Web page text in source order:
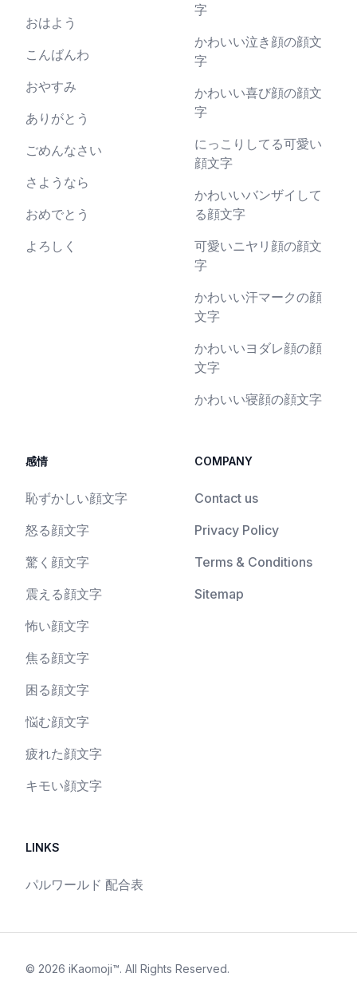
おはよう
こんばんわ
おやすみ
ありがとう
ごめんなさい
さようなら
おめでとう
よろしく
字
かわいい泣き顔の顔文
字
かわいい喜び顔の顔文
字
にっこりしてる可愛い
顔文字
かわいいバンザイして
る顔文字
可愛いニヤリ顔の顔文
字
かわいい汗マークの顔
文字
かわいいヨダレ顔の顔
文字
かわいい寝顔の顔文字
感情
恥ずかしい顔文字
怒る顔文字
驚く顔文字
震える顔文字
怖い顔文字
焦る顔文字
困る顔文字
悩む顔文字
疲れた顔文字
キモい顔文字
COMPANY
Contact us
Privacy Policy
Terms & Conditions
Sitemap
LINKS
パルワールド 配合表
© 2026 iKaomoji™. All Rights Reserved.